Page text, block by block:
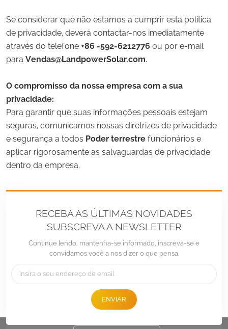
Se considerar que não estamos a cumprir esta política
de privacidade, deverá contactar-nos imediatamente
através do telefone +86 -592-6212776 ou por e-mail
para Vendas@LandpowerSolar.com.
O compromisso da nossa empresa com a sua
privacidade:
Para garantir que suas informações pessoais estejam
seguras, comunicamos nossas diretrizes de privacidade
e segurança a todos Poder terrestre funcionários e
aplicar rigorosamente as salvaguardas de privacidade
dentro da empresa.
RECEBA AS ÚLTIMAS NOVIDADES
SUBSCREVA A NEWSLETTER
Continue lendo, mantenha-se informado, inscreva-se e
convidamos você a nos dizer o que pensa.
ENVIAR
Tel : +86 -592-6212776
Sales@LandpowerSolar.com
Add : Unit 206-9, No 15, Duiying Road, Jimei District, Xiamen, China